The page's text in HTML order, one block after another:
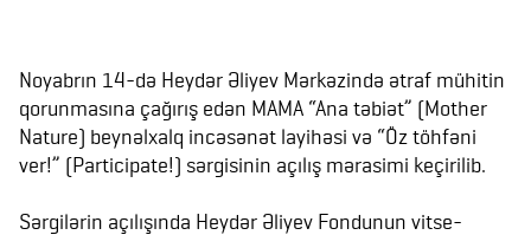
Noyabrın 14-də Heydər Əliyev Mərkəzində ətraf mühitin
qorunmasına çağırış edən MAMA “Ana təbiət” (Mother
Nature) beynəlxalq incəsənət layihəsi və “Öz töhfəni
ver!” (Participate!) sərgisinin açılış mərasimi keçirilib.
Sərgilərin açılışında Heydər Əliyev Fondunun vitse-